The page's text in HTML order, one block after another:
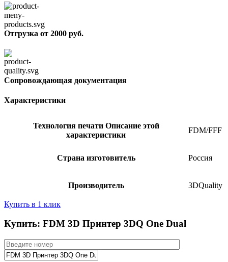
Отгрузка от 2000 руб.
Сопровождающая документация
Характеристики
Технология печати Описание этой
характеристики
FDM/FFF
Страна изготовитель Россия
Производитель 3DQuality
Купить в 1 клик
Купить: FDM 3D Принтер 3DQ One Dual